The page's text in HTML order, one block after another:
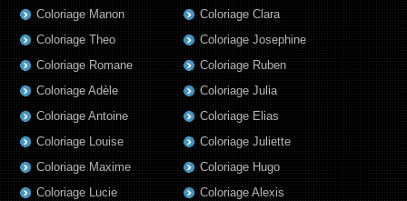
Coloriage Manon
Coloriage Theo
Coloriage Romane
Coloriage Adèle
Coloriage Antoine
Coloriage Louise
Coloriage Maxime
Coloriage Lucie
Coloriage Clara
Coloriage Josephine
Coloriage Ruben
Coloriage Julia
Coloriage Elias
Coloriage Juliette
Coloriage Hugo
Coloriage Alexis